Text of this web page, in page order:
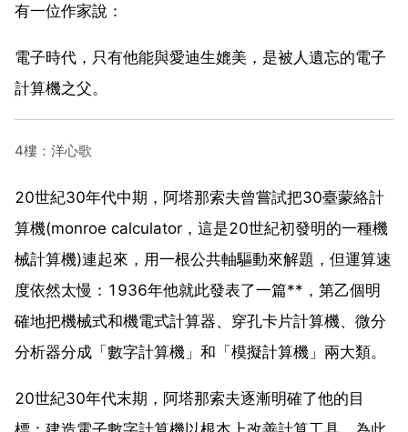
有一位作家說：
電子時代，只有他能與愛迪生媲美，是被人遺忘的電子
計算機之父。
4樓：洋心歌
20世紀30年代中期，阿塔那索夫曾嘗試把30臺蒙絡計
算機(monroe calculator，這是20世紀初發明的一種機
械計算機)連起來，用一根公共軸驅動來解題，但運算速
度依然太慢：1936年他就此發表了一篇**，第乙個明
確地把機械式和機電式計算器、穿孔卡片計算機、微分
分析器分成「數字計算機」和「模擬計算機」兩大類。
20世紀30年代末期，阿塔那索夫逐漸明確了他的目